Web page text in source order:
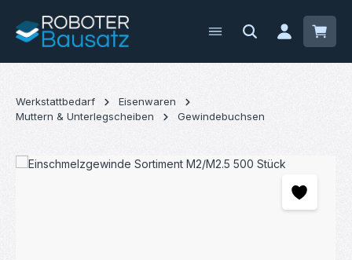
Zum Hauptinhalt springen
Werkstattbedarf
Eisenwaren
Muttern & Unterlegscheiben
Gewindebuchsen
Bildergalerie überspringen